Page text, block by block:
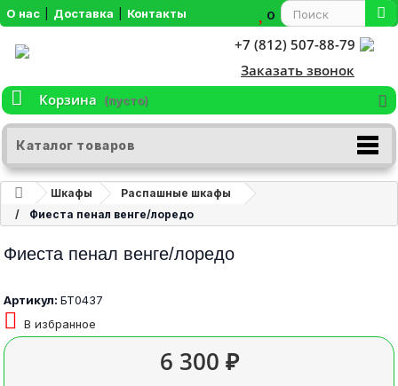
О нас Доставка Контакты 0
+7 (812) 507-88-79
Заказать звонок
Корзина
(пусто)
Каталог товаров
Шкафы
Распашные шкафы
Фиеста пенал венге/лоредо
Фиеста пенал венге/лоредо
Артикул: БТ0437
В избранное
6 300 ₽